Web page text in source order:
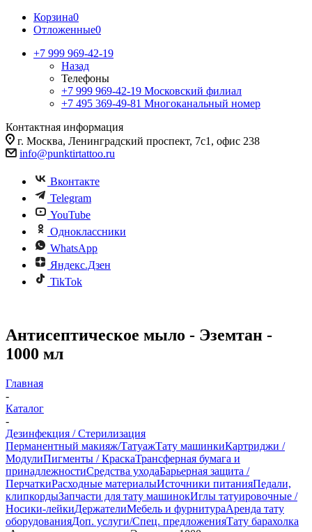
Корзина0
Отложенные0
+7 999 969-42-19
Назад
Телефоны
+7 999 969-42-19 Московский филиал
+7 495 369-49-81 Многоканальный номер
Контактная информация
г. Москва, Ленинградский проспект, 7с1, офис 238
info@punktirtattoo.ru
Вконтакте
Telegram
YouTube
Одноклассники
WhatsApp
Яндекс.Дзен
TikTok
Антисептическое мыло - Эземтан -
1000 мл
Главная
-
Каталог
-
Дезинфекция / Стерилизация
Перманентный макияж/ТатуажТату машинкиКартриджи /
МодулиПигменты / КраскаТрансферная бумага и
принадлежностиСредства уходаБарьерная защита /
ПерчаткиРасходные материалыИсточники питанияПедали,
клипкордыЗапчасти для тату машинокИглы татуировочные /
Носики-лейкиДержателиМебель и фурнитураАренда тату
оборудованияДоп. услуги/Спец. предложенияТату барахолка